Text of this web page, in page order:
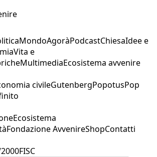
MondoAgoràPodcastChiesaIdee e
Vita e
MultimediaEcosistema avvenire
civileGutenbergPopotusPop
Ecosistema
Fondazione AvvenireShopContatti
FISC